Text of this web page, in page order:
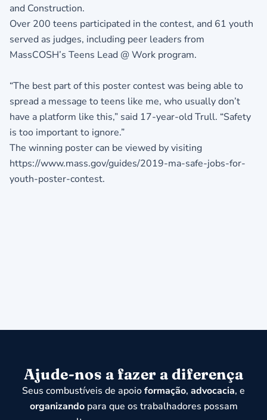
and Construction.
Over 200 teens participated in the contest, and 61 youth
served as judges, including peer leaders from
MassCOSH’s Teens Lead @ Work program.
“The best part of this poster contest was being able to
spread a message to teens like me, who usually don’t
have a platform like this,” said 17-year-old Trull. “Safety
is too important to ignore.”
The winning poster can be viewed by visiting
https://www.mass.gov/guides/2019-ma-safe-jobs-for-
youth-poster-contest.
Ajude-nos a fazer a diferença
Seus combustíveis de apoioformação, advocacia, e
organizandopara que os trabalhadores possam